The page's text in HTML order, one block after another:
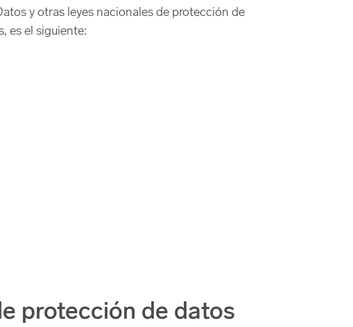
y otras leyes nacionales de protección de
es el siguiente:
protección de datos